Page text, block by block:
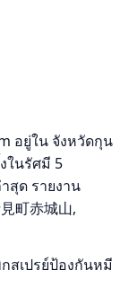
อยู่ใน จังหวัดกุน
ในรัศมี 5
สุด รายงาน
町赤城山,
สเปรย์ป้องกันหมี